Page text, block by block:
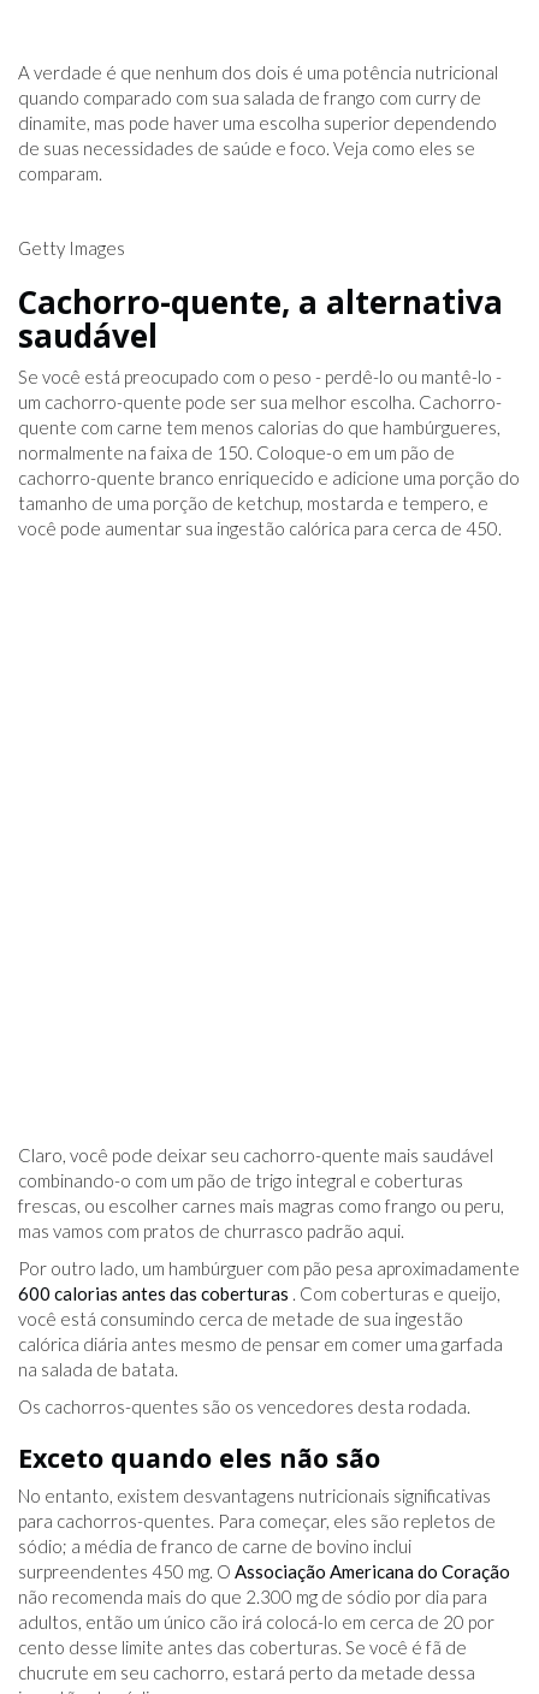
A verdade é que nenhum dos dois é uma potência nutricional
quando comparado com sua salada de frango com curry de
dinamite, mas pode haver uma escolha superior dependendo
de suas necessidades de saúde e foco. Veja como eles se
comparam.
Getty Images
Cachorro-quente, a alternativa
saudável
Se você está preocupado com o peso - perdê-lo ou mantê-lo -
um cachorro-quente pode ser sua melhor escolha. Cachorro-
quente com carne tem menos calorias do que hambúrgueres,
normalmente na faixa de 150. Coloque-o em um pão de
cachorro-quente branco enriquecido e adicione uma porção do
tamanho de uma porção de ketchup, mostarda e tempero, e
você pode aumentar sua ingestão calórica para cerca de 450.
Claro, você pode deixar seu cachorro-quente mais saudável
combinando-o com um pão de trigo integral e coberturas
frescas, ou escolher carnes mais magras como frango ou peru,
mas vamos com pratos de churrasco padrão aqui.
Por outro lado, um hambúrguer com pão pesa aproximadamente
600 calorias antes das coberturas . Com coberturas e queijo,
você está consumindo cerca de metade de sua ingestão
calórica diária antes mesmo de pensar em comer uma garfada
na salada de batata.
Os cachorros-quentes são os vencedores desta rodada.
Exceto quando eles não são
No entanto, existem desvantagens nutricionais significativas
para cachorros-quentes. Para começar, eles são repletos de
sódio; a média de franco de carne de bovino inclui
surpreendentes 450 mg. O Associação Americana do Coração
não recomenda mais do que 2.300 mg de sódio por dia para
adultos, então um único cão irá colocá-lo em cerca de 20 por
cento desse limite antes das coberturas. Se você é fã de
chucrute em seu cachorro, estará perto da metade dessa